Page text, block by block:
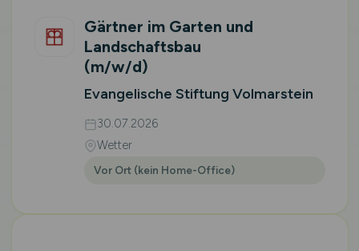
Gärtner im Garten und
Landschaftsbau
(m/w/d)
Evangelische Stiftung Volmarstein
30.07.2026
Wetter
Vor Ort (kein Home-Office)